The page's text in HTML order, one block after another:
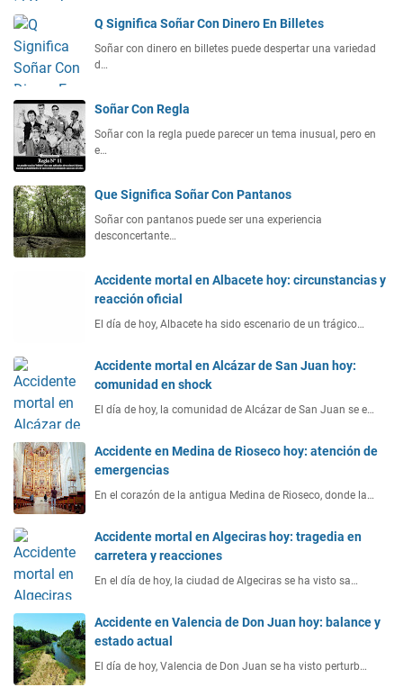
Q Significa Soñar Con Dinero En Billetes
Soñar con dinero en billetes puede despertar una variedad
d…
Soñar Con Regla
Soñar con la regla puede parecer un tema inusual, pero en
e…
Que Significa Soñar Con Pantanos
Soñar con pantanos puede ser una experiencia
desconcertante…
Accidente mortal en Albacete hoy: circunstancias y
reacción oficial
El día de hoy, Albacete ha sido escenario de un trágico…
Accidente mortal en Alcázar de San Juan hoy:
comunidad en shock
El día de hoy, la comunidad de Alcázar de San Juan se e…
Accidente en Medina de Rioseco hoy: atención de
emergencias
En el corazón de la antigua Medina de Rioseco, donde la…
Accidente mortal en Algeciras hoy: tragedia en
carretera y reacciones
En el día de hoy, la ciudad de Algeciras se ha visto sa…
Accidente en Valencia de Don Juan hoy: balance y
estado actual
El día de hoy, Valencia de Don Juan se ha visto perturb…